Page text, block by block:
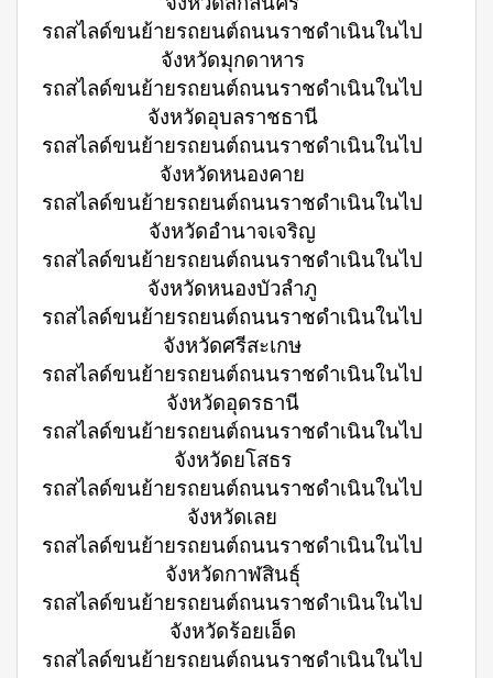
รถสไลด์ขนย้ายรถยนต์ถนนราชดำเนินในไป
จังหวัดมุกดาหาร
รถสไลด์ขนย้ายรถยนต์ถนนราชดำเนินในไป
จังหวัดอุบลราชธานี
รถสไลด์ขนย้ายรถยนต์ถนนราชดำเนินในไป
จังหวัดหนองคาย
รถสไลด์ขนย้ายรถยนต์ถนนราชดำเนินในไป
จังหวัดอำนาจเจริญ
รถสไลด์ขนย้ายรถยนต์ถนนราชดำเนินในไป
จังหวัดหนองบัวลำภู
รถสไลด์ขนย้ายรถยนต์ถนนราชดำเนินในไป
จังหวัดศรีสะเกษ
รถสไลด์ขนย้ายรถยนต์ถนนราชดำเนินในไป
จังหวัดอุดรธานี
รถสไลด์ขนย้ายรถยนต์ถนนราชดำเนินในไป
จังหวัดยโสธร
รถสไลด์ขนย้ายรถยนต์ถนนราชดำเนินในไป
จังหวัดเลย
รถสไลด์ขนย้ายรถยนต์ถนนราชดำเนินในไป
จังหวัดกาฬสินธุ์
รถสไลด์ขนย้ายรถยนต์ถนนราชดำเนินในไป
จังหวัดร้อยเอ็ด
รถสไลด์ขนย้ายรถยนต์ถนนราชดำเนินในไป